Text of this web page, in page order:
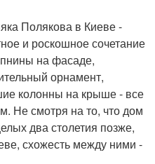
Полякова в Киеве -
и роскошное сочетание
на фасаде,
орнамент,
колонны на крыше - все
Не смотря на то, что дом
два столетия позже,
схожесть между ними -